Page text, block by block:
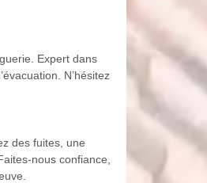
Expert dans
N’hésitez
des fuites, une
nous confiance,